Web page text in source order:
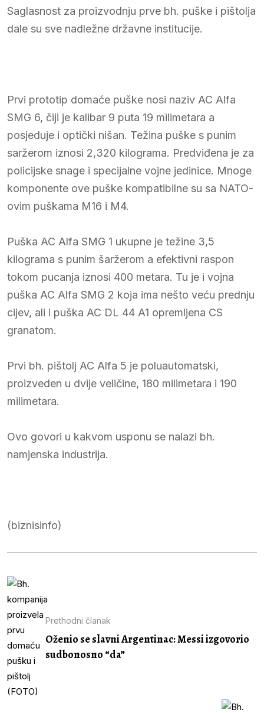
Saglasnost za proizvodnju prve bh. puške i pištolja
dale su sve nadležne državne institucije.
Prvi prototip domaće puške nosi naziv AC Alfa
SMG 6, čiji je kalibar 9 puta 19 milimetara a
posjeduje i optički nišan. Težina puške s punim
saržerom iznosi 2,320 kilograma. Predviđena je za
policijske snage i specijalne vojne jedinice. Mnoge
komponente ove puške kompatibilne su sa NATO-
ovim puškama M16 i M4.
Puška AC Alfa SMG 1 ukupne je težine 3,5
kilograma s punim šaržerom a efektivni raspon
tokom pucanja iznosi 400 metara. Tu je i vojna
puška AC Alfa SMG 2 koja ima nešto veću prednju
cijev, ali i puška AC DL 44 A1 opremljena CS
granatom.
Prvi bh. pištolj AC Alfa 5 je poluautomatski,
proizveden u dvije veličine, 180 milimetara i 190
milimetara.
Ovo govori u kakvom usponu se nalazi bh.
namjenska industrija.
(biznisinfo)
Prethodni članak
Oženio se slavni Argentinac: Messi izgovorio
sudbonosno “da”